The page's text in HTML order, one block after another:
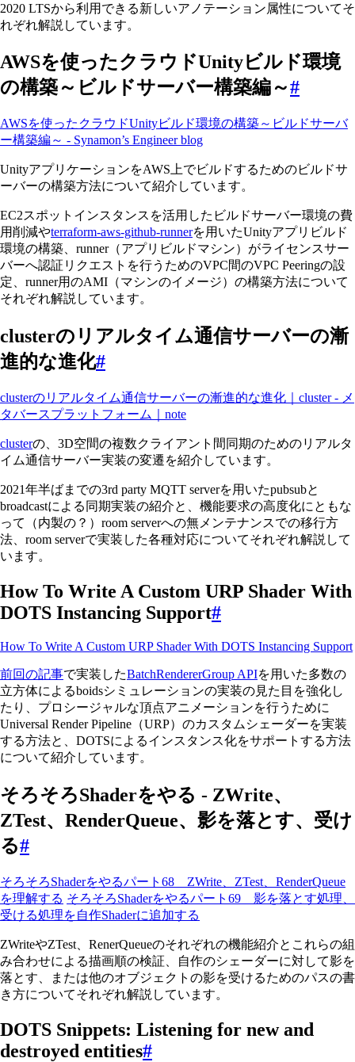
2020 LTSから利用できる新しいアノテーション属性についてそ
れぞれ解説しています。
AWSを使ったクラウドUnityビルド環境
の構築～ビルドサーバー構築編～#
AWSを使ったクラウドUnityビルド環境の構築～ビルドサーバ
ー構築編～ - Synamon’s Engineer blog
UnityアプリケーションをAWS上でビルドするためのビルドサ
ーバーの構築方法について紹介しています。
EC2スポットインスタンスを活用したビルドサーバー環境の費
用削減やterraform-aws-github-runnerを用いたUnityアプリビルド
環境の構築、runner（アプリビルドマシン）がライセンスサー
バーへ認証リクエストを行うためのVPC間のVPC Peeringの設
定、runner用のAMI（マシンのイメージ）の構築方法について
それぞれ解説しています。
clusterのリアルタイム通信サーバーの漸
進的な進化#
clusterのリアルタイム通信サーバーの漸進的な進化｜cluster - メ
タバースプラットフォーム｜note
clusterの、3D空間の複数クライアント間同期のためのリアルタ
イム通信サーバー実装の変遷を紹介しています。
2021年半ばまでの3rd party MQTT serverを用いたpubsubと
broadcastによる同期実装の紹介と、機能要求の高度化にともな
って（内製の？）room serverへの無メンテナンスでの移行方
法、room serverで実装した各種対応についてそれぞれ解説して
います。
How To Write A Custom URP Shader With
DOTS Instancing Support#
How To Write A Custom URP Shader With DOTS Instancing Support
前回の記事で実装したBatchRendererGroup APIを用いた多数の
立方体によるboidsシミュレーションの実装の見た目を強化し
たり、プロシージャルな頂点アニメーションを行うために
Universal Render Pipeline（URP）のカスタムシェーダーを実装
する方法と、DOTSによるインスタンス化をサポートする方法
について紹介しています。
そろそろShaderをやる - ZWrite、
ZTest、RenderQueue、影を落とす、受け
る#
そろそろShaderをやるパート68 ZWrite、ZTest、RenderQueue
を理解する そろそろShaderをやるパート69 影を落とす処理、
受ける処理を自作Shaderに追加する
ZWriteやZTest、RenerQueueのそれぞれの機能紹介とこれらの組
み合わせによる描画順の検証、自作のシェーダーに対して影を
落とす、または他のオブジェクトの影を受けるためのパスの書
き方についてそれぞれ解説しています。
DOTS Snippets: Listening for new and
destroyed entities#